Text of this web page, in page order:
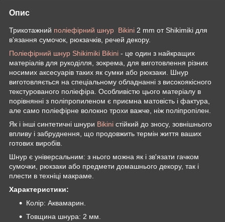
Опис
Трикотажний поліефірний шнур Bikini 2 mm от Shikimiki для
в'язання сумочок, рюкзачків, речей декору.
Поліефірний шнур Shikimiki Bikini - це один з найкращих
матеріалів для рукоділля, зокрема, для виготовлення різних
носимих аксесуарів таких як сумки або рюкзаки. Шнур
виготовляється на спеціальному обладнанні з високоякісного
текстурованого поліефіра. Особливістю цього матеріалу в
порівнянні з поліпропиленом є приємна матовість і фактура,
але само поліефірне волокно трохи важче, ніж поліпропілен.
Як і інші синтетичні шнури Bikini стійкий до зносу, зовнішнього
впливу і забруднення, що продовжить термін життя ваших
готових виробів.
Шнур є універсальним: з нього можна як і зв'язати гачком
сумочки, рюкзаки або предмети домашнього декору, так і
плести в техніці макраме.
Характеристики:
Колір: Аквамарин.
Товщина шнура: 2 мм.